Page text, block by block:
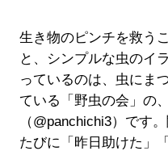
生き物のピンチを救う
と、シンプルな虫のイ
っているのは、虫にま
ている「野虫の会」の
（@panchichi3）です
たびに「昨日助けた」